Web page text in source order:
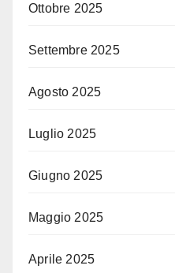
Ottobre 2025
Settembre 2025
Agosto 2025
Luglio 2025
Giugno 2025
Maggio 2025
Aprile 2025